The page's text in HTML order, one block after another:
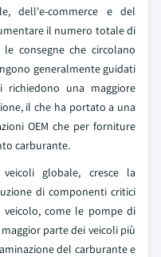
dell'e-commerce e del
il numero totale di
consegne che circolano
generalmente guidati
una maggiore
il che ha portato a una
OEM che per forniture
carburante.
globale, cresce la
di componenti critici
come le pompe di
parte dei veicoli più
del carburante e